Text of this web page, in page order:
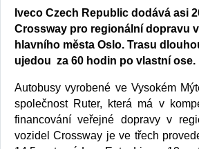
Iveco Czech Republic dodává asi
Crossway pro regionální dopravu
hlavního města Oslo. Trasu
ujedou za 60 hodin po vlastní ose.
Autobusy vyrobené ve Vysokém
společnost Ruter, která má v
financování veřejné dopravy v
vozidel Crossway je ve třech